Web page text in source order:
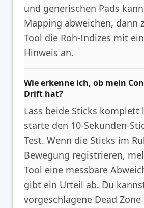
und generischen Pads
Mapping abweichen, dann
Tool die Roh-Indizes mit
Hinweis an.
Wie erkenne ich, ob mein
Drift hat?
Lass beide Sticks komplett
starte den 10-Sekunden-
Test. Wenn die Sticks im
Bewegung registrieren,
Tool eine messbare
gibt ein Urteil ab. Du
vorgeschlagene Dead Zone